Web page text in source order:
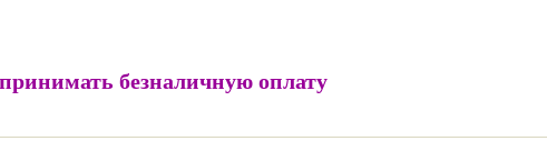
безналичную оплату